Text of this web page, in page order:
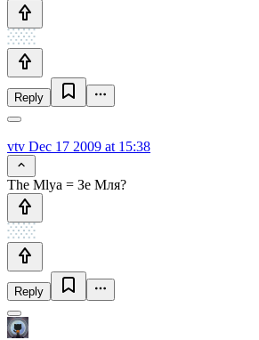
Reply
vtv Dec 17 2009 at 15:38
The Mlya = Зе Мля?
Reply